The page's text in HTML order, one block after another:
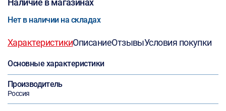
Наличие в магазинах
Нет в наличии на складах
ХарактеристикиОписаниеОтзывыУсловия покупки
Основные характеристики
Производитель
Россия